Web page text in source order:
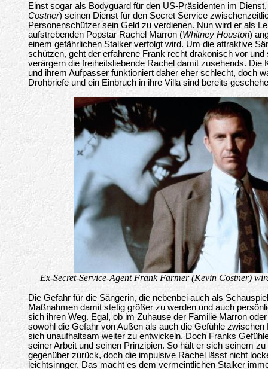
Einst sogar als Bodyguard für den US-Präsidenten im
Costner) seinen Dienst für den Secret Service
Personenschützer sein Geld zu verdienen. Nun wird er als
aufstrebenden Popstar Rachel Marron (Whitney Houston)
einem gefährlichen Stalker verfolgt wird. Um die attraktive
schützen, geht der erfahrene Frank recht drakonisch vor
verärgern die freiheitsliebende Rachel damit zusehends. Die
und ihrem Aufpasser funktioniert daher eher schlecht, doch
Drohbriefe und ein Einbruch in ihre Villa sind bereits
Ex-Secret-Service-Agent Frank Farmer (Kevin Costner)
Die Gefahr für die Sängerin, die nebenbei auch als
Maßnahmen damit stetig größer zu werden und auch
sich ihren Weg. Egal, ob im Zuhause der Familie Marron
sowohl die Gefahr von Außen als auch die Gefühle
sich unaufhaltsam weiter zu entwickeln. Doch Franks
seiner Arbeit und seinen Prinzipien. So hält er sich seinem
gegenüber zurück, doch die impulsive Rachel lässt nicht
leichtsinnger. Das macht es dem vermeintlichen Stalker